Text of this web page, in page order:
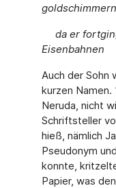
da er
Eisenbahnen
Auch der Sohn
kurzen Namen.
Neruda, nicht
Schriftsteller
hieß, nämlich
Pseudonym
konnte,
Papier, was